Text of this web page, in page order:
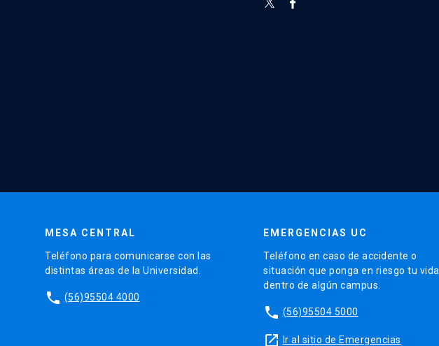
MESA CENTRAL
Teléfono para comunicarse con las
distintas áreas de la Universidad.
phone (56)95504 4000
EMERGENCIAS UC
Teléfono en caso de accidente o
situación que ponga en riesgo tu vida
dentro de algún campus.
phone (56)95504 5000
launch Ir al sitio de Emergencias